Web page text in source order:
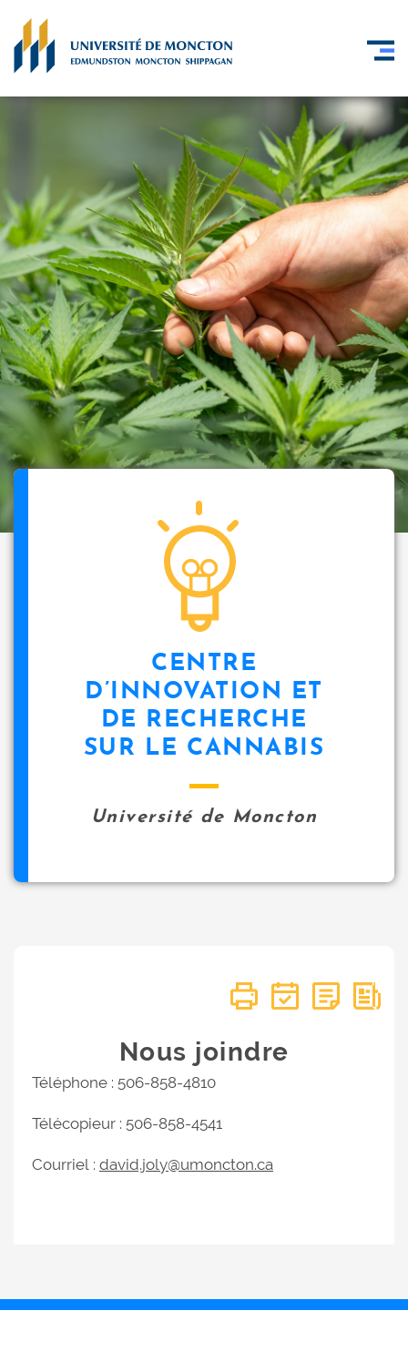
CENTRE
D’INNOVATION ET
DE RECHERCHE
SUR LE CANNABIS
Université de Moncton
Nous joindre
Téléphone : 506-858-4810
Télécopieur : 506-858-4541
Courriel : david.joly@umoncton.ca